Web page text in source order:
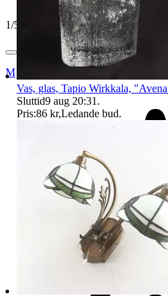
1/5
Myrorna
Vas, glas, Tapio Wirkkala,
Sluttid9 aug 20:31 .
Pris:86 kr,Ledande bud.